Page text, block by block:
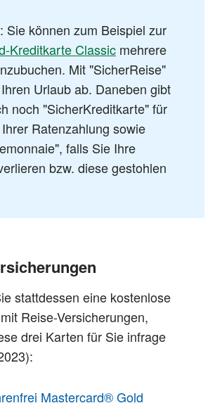
Sie können zum Beispiel zur
Kreditkarte Classic mehrere
Mit "SicherReise"
Urlaub ab. Daneben gibt
noch "SicherKreditkarte" für
Ratenzahlung sowie
falls Sie Ihre
bzw. diese gestohlen
stattdessen eine kostenlose
Reise-Versicherungen,
drei Karten für Sie infrage
Mastercard® Gold